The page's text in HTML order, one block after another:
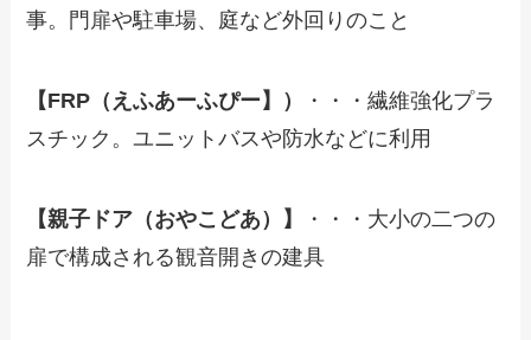
事。門扉や駐車場、庭など外回りのこと
【FRP（えふあーふぴー】）
・・・繊維強化プラ
スチック。ユニットバスや防水などに利用
【親子ドア（おやこどあ）】
・・・大小の二つの
扉で構成される観音開きの建具